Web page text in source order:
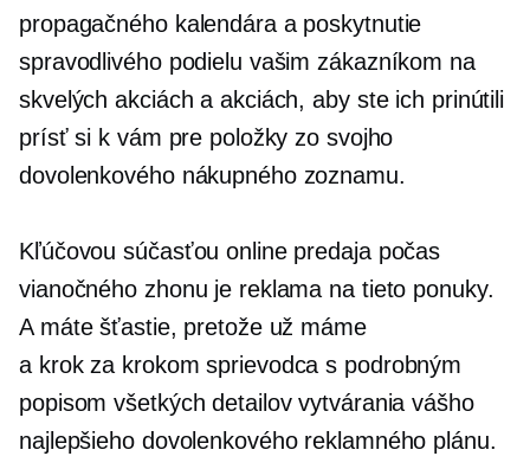
propagačného kalendára a poskytnutie
spravodlivého podielu vašim zákazníkom na
skvelých akciách a akciách, aby ste ich prinútili
prísť si k vám pre položky zo svojho
dovolenkového nákupného zoznamu.
Kľúčovou súčasťou online predaja počas
vianočného zhonu je reklama na tieto ponuky.
A máte šťastie, pretože už máme
a krok za krokom sprievodca s podrobným
popisom všetkých detailov vytvárania vášho
najlepšieho dovolenkového reklamného plánu.